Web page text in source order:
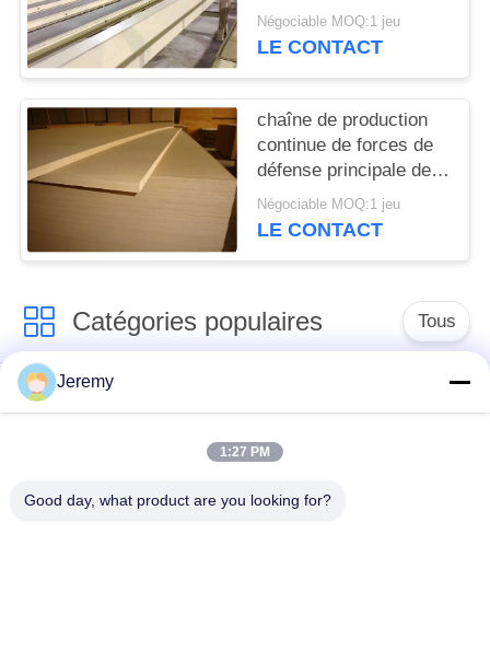
de densité des forces
de défense principale
Négociable MOQ:1 jeu
LE CONTACT
chaîne de production
continue de forces de
défense principale de
presse des pieds 4x16
(panneau de fibres
Négociable MOQ:1 jeu
LE CONTACT
Catégories populaires Tous
Chaîne de production
de panneau de
particules
chaîne de production
Jeremy
1:27 PM
Good day, what product are you looking for?